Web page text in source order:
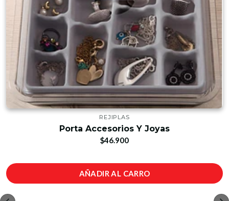
REJIPLAS
Porta Accesorios Y Joyas
$46.900
AÑADIR AL CARRO